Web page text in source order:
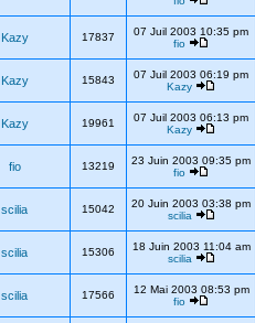
Kazy 17837
07 Juil 2003 10:35 pm
fio
Kazy 15843
07 Juil 2003 06:19 pm
Kazy
Kazy 19961
07 Juil 2003 06:13 pm
Kazy
fio 13219
23 Juin 2003 09:35 pm
fio
scilia 15042
20 Juin 2003 03:38 pm
scilia
scilia 15306
18 Juin 2003 11:04 am
scilia
scilia 17566
12 Mai 2003 08:53 pm
fio